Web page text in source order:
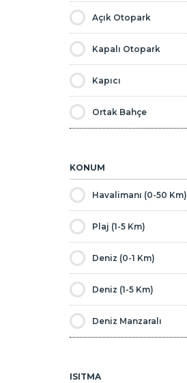
Açık Otopark
Kapalı Otopark
Kapıcı
Ortak Bahçe
KONUM
Havalimanı (0-50 Km)
Plaj (1-5 Km)
Deniz (0-1 Km)
Deniz (1-5 Km)
Deniz Manzaralı
ISITMA